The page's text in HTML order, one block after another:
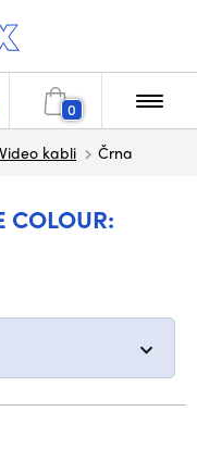
0
Video kabli Črna
COLOUR: